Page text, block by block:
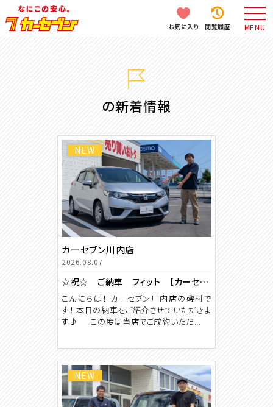
お気に入り 閲覧履歴 MENU
の新着情報
NEW
カーセブン川内店
2026.08.07
☆祝☆ ご納車 フィット 【カーセブン川内店】
こんにちは！ カーセブン川内店の磯村で
す！ 本日の納車をご紹介させていただきま
す♪ この度は当店でご成約いただ...
NEW